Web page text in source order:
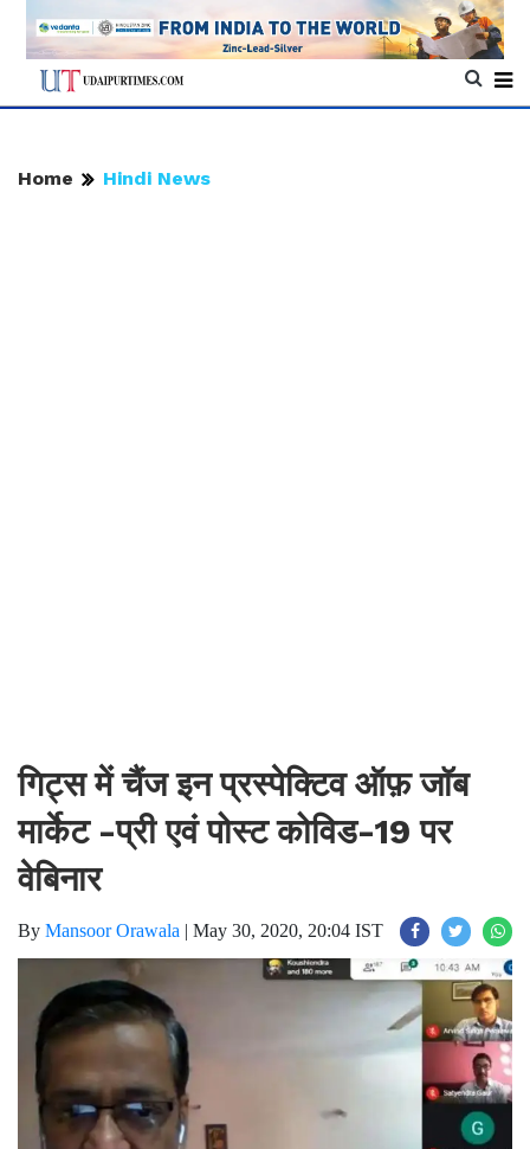
Home Hindi News
गिट्स में चैंज इन प्रस्पेक्टिव ऑफ़ जाॅब
मार्केट -प्री एवं पोस्ट कोविड-19 पर
वेबिनार
By Mansoor Orawala | May 30, 2020, 20:04 IST